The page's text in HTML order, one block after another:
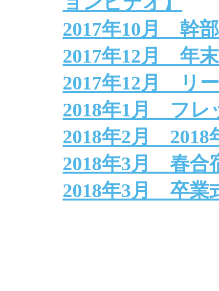
2017年10月 幹
2017年12月 年
2017年12月 リ
2018年1月 フレ
2018年2月 2018
2018年3月 春合
2018年3月 卒業